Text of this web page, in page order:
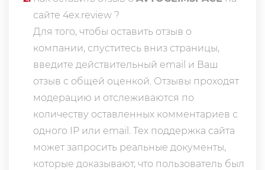
сайте 4ex.review ?
Для того, чтобы оставить отзыв о
компании, спуститесь вниз страницы,
введите действительный email и Ваш
отзыв с общей оценкой. Отзывы проходят
модерацию и отслеживаются по
количеству оставленных комментариев с
одного IP или email. Тех поддержка сайта
может запросить реальные документы,
которые доказывают, что пользователь был